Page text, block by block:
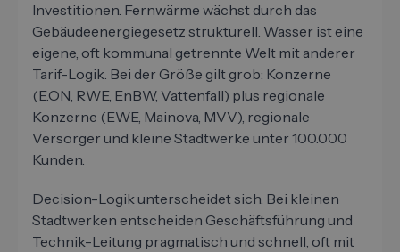
Investitionen. Fernwärme wächst durch das
Gebäudeenergiegesetz strukturell. Wasser ist eine
eigene, oft kommunal getrennte Welt mit anderer
Tarif-Logik. Bei der Größe gilt grob: Konzerne
(E.ON, RWE, EnBW, Vattenfall) plus regionale
Konzerne (EWE, Mainova, MVV), regionale
Versorger und kleine Stadtwerke unter 100.000
Kunden.
Decision-Logik unterscheidet sich. Bei kleinen
Stadtwerken entscheiden Geschäftsführung und
Technik-Leitung pragmatisch und schnell, oft mit